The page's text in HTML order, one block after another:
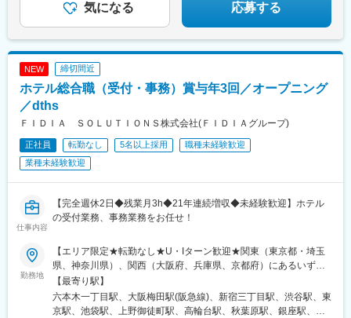
気になる 応募する
NEW 締切間近
ホテル総合職（受付・事務）賞与年3回／オープニング
／dths
ＦＩＤＩＡ ＳＯＬＵＴＩＯＮＳ株式会社(ＦＩＤＩＡグループ)
正社員 転勤なし 5名以上採用
職種未経験歓迎
業種未経験歓迎
仕事内容
【完全週休2日◆残業月3h◆21年連続増収◆未経験歓迎】ホテル
の受付業務、事務業務をお任せ！
勤務地
【エリア限定★転勤なし★U・Iターン歓迎★関東（東京都・埼玉
県、神奈川県）、関西（大阪府、兵庫県、京都府）にあるいずれ
かのホテル】◎100%希望拠点に配属！地域に根ざして働けます＜
配属先一覧＞■関東東京都・埼玉県、神奈川県■関西大阪府、兵庫
県、京都府◎転居を伴う転勤なし！◎直行直帰OK！▼事業所【事
【最寄り駅】
六本木一丁目駅、大阪梅田駅(阪急線)、新宿三丁目駅、渋谷駅、東
京駅、池袋駅、上野御徒町駅、高輪台駅、秋葉原駅、銀座駅、立